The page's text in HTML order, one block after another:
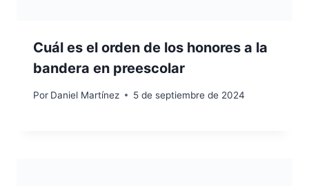
Cuál es el orden de los honores a la
bandera en preescolar
Por Daniel Martínez 5 de septiembre de 2024